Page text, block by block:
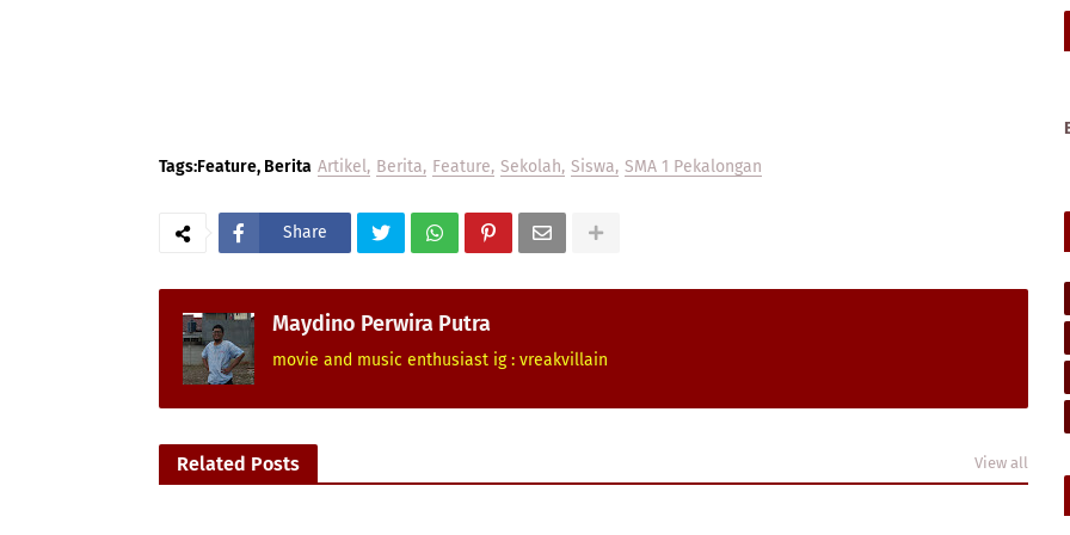
Tags:Feature, Berita Artikel Berita Feature Sekolah Siswa SMA 1 Pekalongan
Share
Maydino Perwira Putra
movie and music enthusiast ig : vreakvillain
Related Posts View all